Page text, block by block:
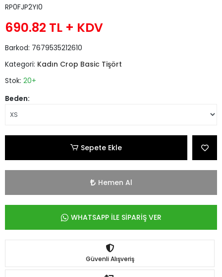
RP0FJP2YI0
690.82 TL + KDV
Barkod: 7679535212610
Kategori: Kadın Crop Basic Tişört
Stok: 20+
Beden:
Sepete Ekle
Hemen Al
WHATSAPP İLE SİPARİŞ VER
Güvenli Alışveriş